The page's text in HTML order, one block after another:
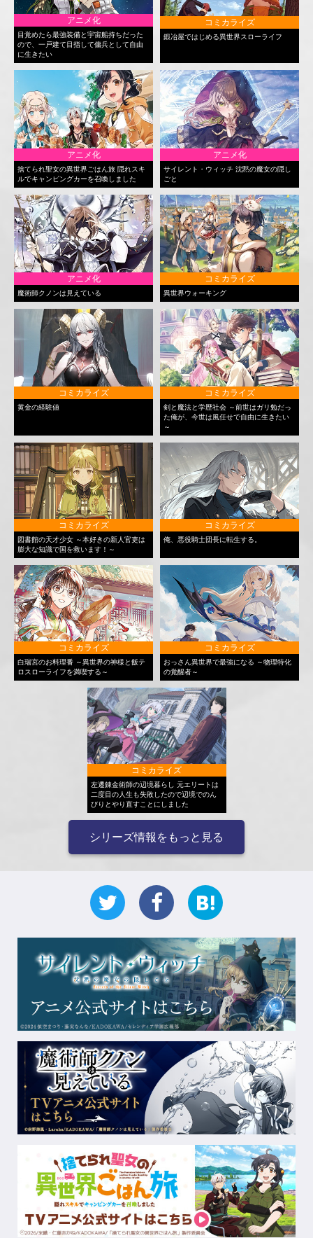
アニメ化
目覚めたら最強装備と宇宙船持ちだった
ので、一戸建て目指して傭兵として自由
に生きたい
コミカライズ
鍛冶屋ではじめる異世界スローライフ
アニメ化
捨てられ聖女の異世界ごはん旅 隠れスキ
ルでキャンピングカーを召喚しました
アニメ化
サイレント・ウィッチ 沈黙の魔女の隠し
ごと
アニメ化
魔術師クノンは見えている
コミカライズ
異世界ウォーキング
コミカライズ
黄金の経験値
コミカライズ
剣と魔法と学歴社会 ～前世はガリ勉だっ
た俺が、今世は風任せで自由に生きたい
～
コミカライズ
図書館の天才少女 ～本好きの新人官吏は
膨大な知識で国を救います！～
コミカライズ
俺、悪役騎士団長に転生する。
コミカライズ
白瑞宮のお料理番 ～異世界の神様と飯テ
ロスローライフを満喫する～
コミカライズ
おっさん異世界で最強になる ～物理特化
の覚醒者～
コミカライズ
左遷錬金術師の辺境暮らし 元エリートは
二度目の人生も失敗したので辺境でのん
びりとやり直すことにしました
シリーズ情報をもっと見る